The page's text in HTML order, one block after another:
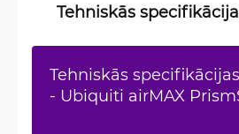
Tehniskās
Tehniskās
- Ubiquiti airMAX